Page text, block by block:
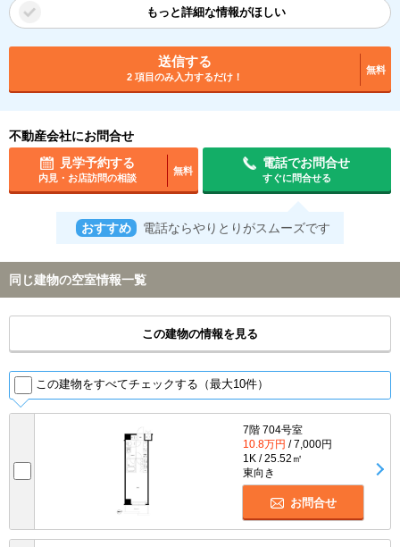
もっと詳細な情報がほしい
送信する
2 項目のみ入力するだけ！
無料
不動産会社にお問合せ
見学予約する
内見・お店訪問の相談
無料
電話でお問合せ
すぐに問合せる
おすすめ 電話ならやりとりがスムーズです
同じ建物の空室情報一覧
この建物の情報を見る
この建物をすべてチェックする（最大10件）
7階 704号室
10.8万円 / 7,000円
1K / 25.52㎡
東向き
お問合せ